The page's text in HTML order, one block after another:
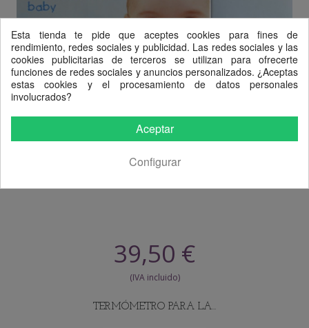
39,50 €
TERMÓMETRO PARA LA...
Esta tienda te pide que aceptes cookies para fines de
rendimiento, redes sociales y publicidad. Las redes sociales y las
cookies publicitarias de terceros se utilizan para ofrecerte
funciones de redes sociales y anuncios personalizados. ¿Aceptas
estas cookies y el procesamiento de datos personales
involucrados?
Aceptar
Configurar